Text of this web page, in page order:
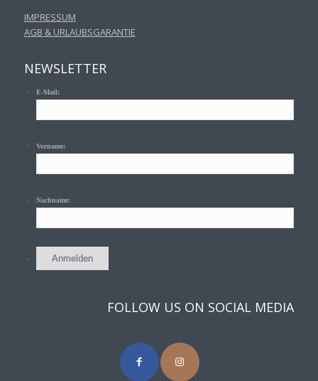
IMPRESSUM
AGB & URLAUBSGARANTIE
NEWSLETTER
E-Mail:
Vorname:
Nachname:
FOLLOW US ON SOCIAL MEDIA